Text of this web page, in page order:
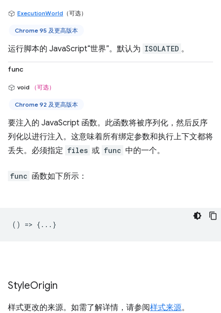
ExecutionWorld （可选）
Chrome 95 及更高版本
运行脚本的 JavaScript“世界”。默认为 ISOLATED 。
func
void （可选）
Chrome 92 及更高版本
要注入的 JavaScript 函数。此函数将被序列化，然后反序
列化以进行注入。这意味着所有绑定参数和执行上下文都将
丢失。必须指定 files 或 func 中的一个。
func 函数如下所示：
() => {...}
StyleOrigin
样式更改的来源。如需了解详情，请参阅样式来源。